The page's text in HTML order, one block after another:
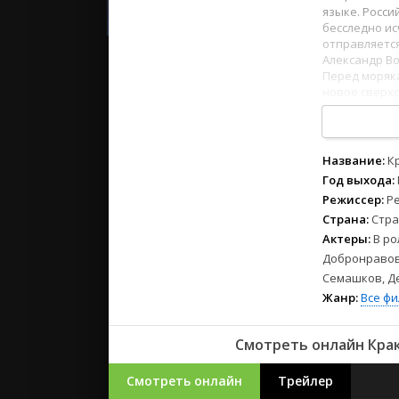
2022
2021
языке.
бесследно
Александр
Перед
Кракен:
Название:
Год выхода:
Режиссер:
Страна:
Актеры:В
Семашков,
Жанр:Все
Смотреть онлайн
Смотреть онлайн Трейлер